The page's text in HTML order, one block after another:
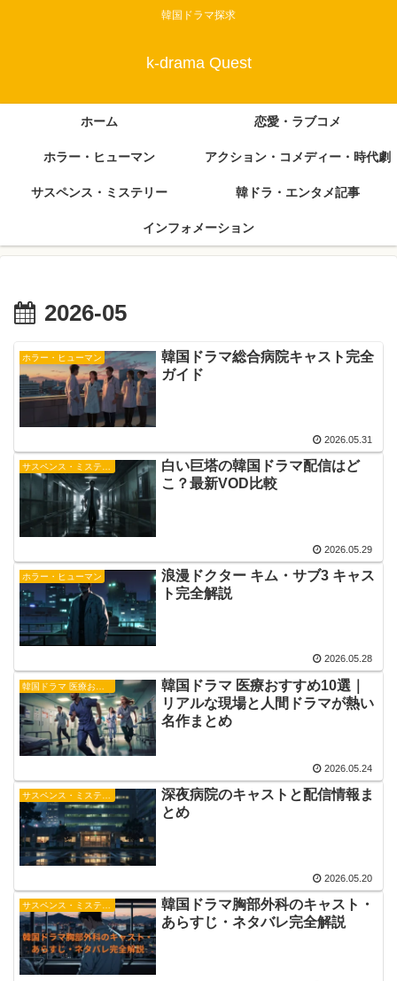
韓国ドラマ探求
k-drama Quest
ホーム 恋愛・ラブコメ
ホラー・ヒューマン アクション・コメディー・時代劇
サスペンス・ミステリー 韓ドラ・エンタメ記事
インフォメーション
2026-05
ホラー・ヒューマン
韓国ドラマ総合病院キャスト完全
ガイド
2026.05.31
サスペンス・ミステリー
白い巨塔の韓国ドラマ配信はど
こ？最新VOD比較
2026.05.29
ホラー・ヒューマン
浪漫ドクター キム・サブ3 キャス
ト完全解説
2026.05.28
韓国ドラマ 医療おすすめ10選｜
リアルな現場と人間ドラマが熱い
名作まとめ
2026.05.24
サスペンス・ミステリー
深夜病院のキャストと配信情報ま
とめ
2026.05.20
韓国ドラマ胸部外科のキャスト・
あらすじ・ネタバレ完全解説